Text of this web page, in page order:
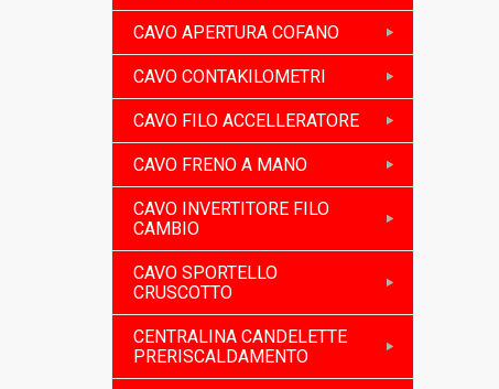
CAVO APERTURA COFANO
CAVO CONTAKILOMETRI
CAVO FILO ACCELLERATORE
CAVO FRENO A MANO
CAVO INVERTITORE FILO
CAMBIO
CAVO SPORTELLO
CRUSCOTTO
CENTRALINA CANDELETTE
PRERISCALDAMENTO